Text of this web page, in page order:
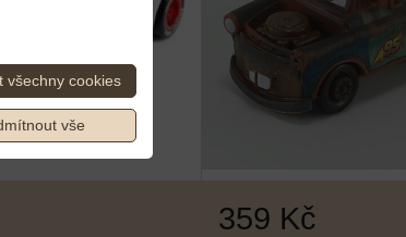
359 Kč
všechny cookies
vše